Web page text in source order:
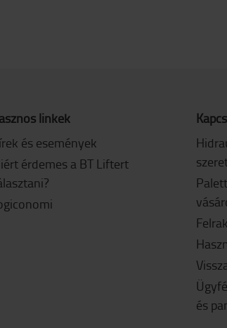
linkek
és események
érdemes a BT Liftert
és